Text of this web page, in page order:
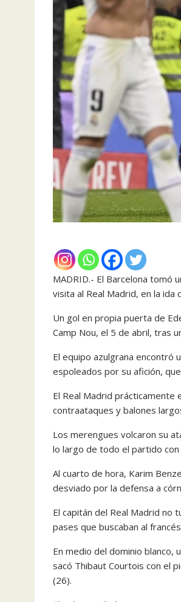
MADRID.- El Barcelona tomó
visita al Real Madrid, en la
Un gol en propia puerta de
Camp Nou, el 5 de abril, tras
El equipo azulgrana encontró
espoleados por su afición,
El Real Madrid prácticamente
contraataques y balones
Los merengues volcaron su
lo largo de todo el partido con
Al cuarto de hora, Karim
desviado por la defensa a
El capitán del Real Madrid no
pases que buscaban al
En medio del dominio blanco,
sacó Thibaut Courtois con el
(26).